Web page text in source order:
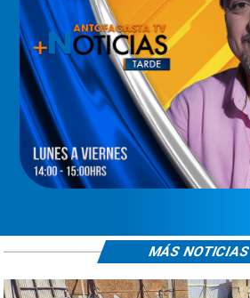
MÁS NOTICIAS